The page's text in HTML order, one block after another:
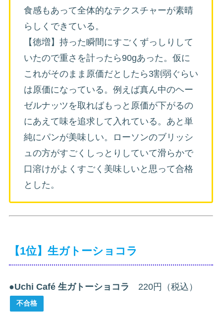
食感もあって全体的なテクスチャーが素晴
らしくできている。
【徳増】持った瞬間にすごくずっしりして
いたので重さを計ったら90gあった。仮に
これがそのまま原価だとしたら3割弱ぐらい
は原価になっている。例えば真ん中のヘー
ゼルナッツを取ればもっと原価が下がるの
にあえて味を追求して入れている。あと単
純にパンが美味しい。ローソンのブリッシ
ュの方がすごくしっとりしていて滑らかで
口溶けがよくすごく美味しいと思って合格
とした。
【1位】生ガトーショコラ
●Uchi Café 生ガトーショコラ 220円（税込）
不合格